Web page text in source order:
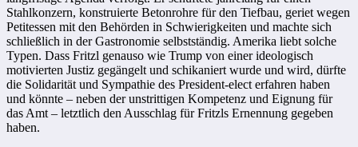
Stahlkonzern, konstruierte Betonrohre für den Tiefbau, geriet wegen
Petitessen mit den Behörden in Schwierigkeiten und machte sich
schließlich in der Gastronomie selbstständig. Amerika liebt solche
Typen. Dass Fritzl genauso wie Trump von einer ideologisch
motivierten Justiz gegängelt und schikaniert wurde und wird, dürfte
die Solidarität und Sympathie des President-elect erfahren haben
und könnte – neben der unstrittigen Kompetenz und Eignung für
das Amt – letztlich den Ausschlag für Fritzls Ernennung gegeben
haben.